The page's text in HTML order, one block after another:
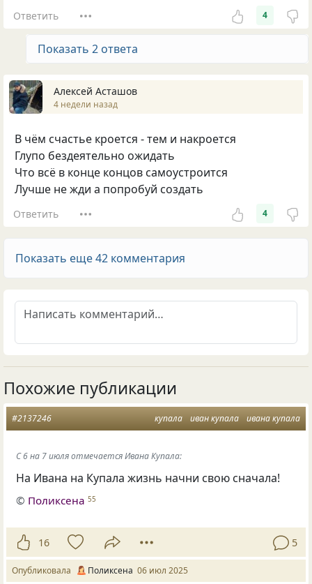
Ответить 4
Показать 2 ответа
Алексей Асташов
4 недели назад
В чём счастье кроется - тем и накроется
Глупо бездеятельно ожидать
Что всё в конце концов самоустроится
Лучше не жди а попробуй создать
Ответить 4
Показать еще 42 комментария
Похожие публикации
купала иван купала ивана купала
#2137246
С 6 на 7 июля отмечается Ивана Купала:
На Ивана на Купала жизнь начни свою сначала!
© Поликсена 55
16 5
Опубликовала Поликсена 06 июл 2025